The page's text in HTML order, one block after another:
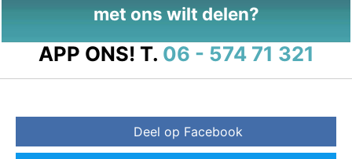
met ons wilt delen?
APP ONS! T. 06 - 574 71 321
Deel op Facebook